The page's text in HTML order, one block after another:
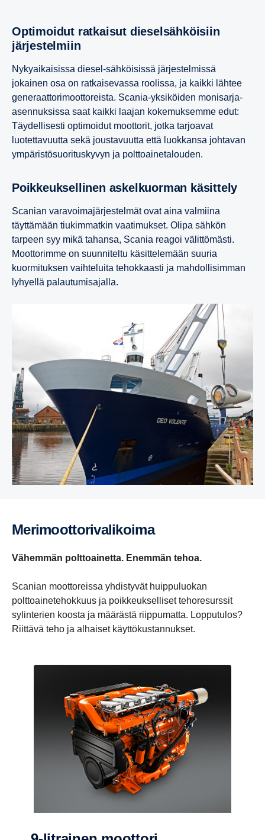
Optimoidut ratkaisut diesel­säh­köi­siin
järjes­tel­miin
Nykyaikaisissa diesel-sähköisissä järjestelmissä
jokainen osa on ratkaisevassa roolissa, ja kaikki lähtee
generaattorimoottoreista. Scania-yksiköiden monisarja-
asennuksissa saat kaikki laajan kokemuksemme edut:
Täydellisesti optimoidut moottorit, jotka tarjoavat
luotettavuutta sekä joustavuutta että luokkansa johtavan
ympäristösuorituskyvyn ja polttoainetalouden.
Poikkeuk­sel­linen askel­kuorman käsit­tely
Scanian varavoimajärjestelmät ovat aina valmiina
täyttämään tiukimmatkin vaatimukset. Olipa sähkön
tarpeen syy mikä tahansa, Scania reagoi välittömästi.
Moottorimme on suunniteltu käsittelemään suuria
kuormituksen vaihteluita tehokkaasti ja mahdollisimman
lyhyellä palautumisajalla.
Merimoot­to­ri­va­li­koima
Vähemmän polttoainetta. Enemmän tehoa.
Scanian moottoreissa yhdistyvät huippuluokan
polttoainetehokkuus ja poikkeukselliset tehoresurssit
sylinterien koosta ja määrästä riippumatta. Lopputulos?
Riittävä teho ja alhaiset käyttökustannukset.